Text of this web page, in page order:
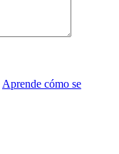
Aprende cómo se